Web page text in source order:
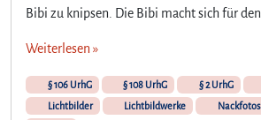
Bibi zu knipsen. Die Bibi macht sich für
Weiterlesen »
§ 106 UrhG § 108 UrhG § 2 UrhG
Lichtbilder
Lichtbildwerke Nackfotos